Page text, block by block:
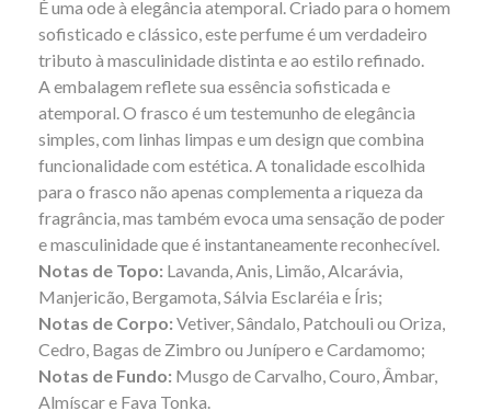
É uma ode à elegância atemporal. Criado para o homem
sofisticado e clássico, este perfume é um verdadeiro
tributo à masculinidade distinta e ao estilo refinado.
A embalagem reflete sua essência sofisticada e
atemporal. O frasco é um testemunho de elegância
simples, com linhas limpas e um design que combina
funcionalidade com estética. A tonalidade escolhida
para o frasco não apenas complementa a riqueza da
fragrância, mas também evoca uma sensação de poder
e masculinidade que é instantaneamente reconhecível.
Notas de Topo: Lavanda, Anis, Limão, Alcarávia,
Manjericão, Bergamota, Sálvia Esclaréia e Íris;
Notas de Corpo: Vetiver, Sândalo, Patchouli ou Oriza,
Cedro, Bagas de Zimbro ou Junípero e Cardamomo;
Notas de Fundo: Musgo de Carvalho, Couro, Âmbar,
Almíscar e Fava Tonka.